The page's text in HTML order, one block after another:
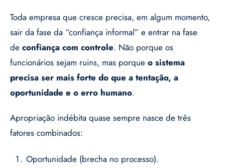
Toda empresa que cresce precisa, em algum momento,
sair da fase da “confiança informal” e entrar na fase
de confiança com controle. Não porque os
funcionários sejam ruins, mas porque o sistema
precisa ser mais forte do que a tentação, a
oportunidade e o erro humano.
Apropriação indébita quase sempre nasce de três
fatores combinados:
Oportunidade (brecha no processo).